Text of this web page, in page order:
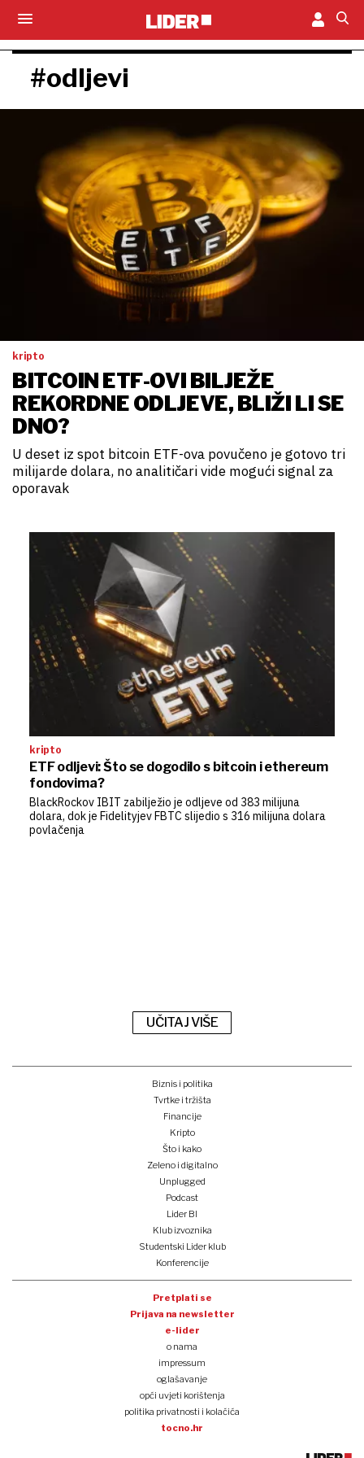
#odljevi
kripto
BITCOIN ETF-OVI BILJEŽE
REKORDNE ODLJEVE, BLIŽI LI SE
DNO?
U deset iz spot bitcoin ETF-ova povučeno je gotovo tri
milijarde dolara, no analitičari vide mogući signal za
oporavak
kripto
ETF odljevi: Što se dogodilo s bitcoin i ethereum
fondovima?
BlackRockov IBIT zabilježio je odljeve od 383 milijuna
dolara, dok je Fidelityjev FBTC slijedio s 316 milijuna dolara
povlačenja
UČITAJ VIŠE
Biznis i politika
Tvrtke i tržišta
Financije
Kripto
Što i kako
Zeleno i digitalno
Unplugged
Podcast
Lider BI
Klub izvoznika
Studentski Lider klub
Konferencije
Pretplati se
Prijava na newsletter
e-lider
o nama
impressum
oglašavanje
opći uvjeti korištenja
politika privatnosti i kolačića
tocno.hr